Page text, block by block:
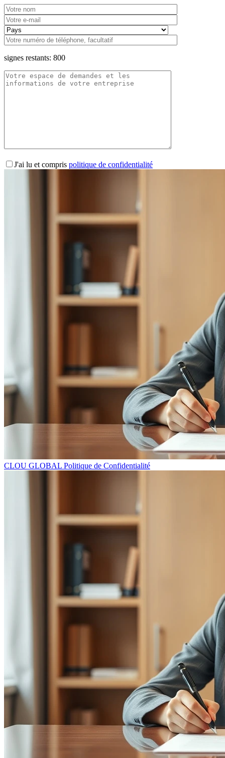
signes restants: 800
J'ai lu et compris politique de confidentialité
CLOU GLOBAL Politique de Confidentialité